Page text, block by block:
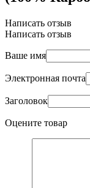
Написать отзыв
Написать отзыв
Ваше имя
Электронная почта
Заголовок
Оцените товар